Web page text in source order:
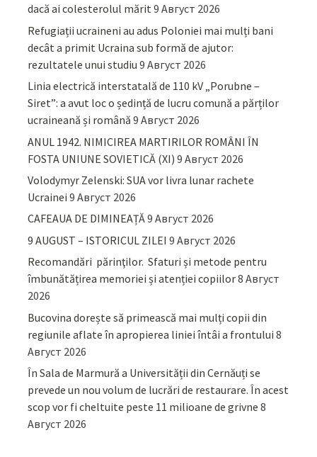
dacă ai colesterolul mărit9 Август 2026
Refugiații ucraineni au adus Poloniei mai mulți bani
decât a primit Ucraina sub formă de ajutor:
rezultatele unui studiu 9 Август 2026
Linia electrică interstatală de 110 kV „Porubne –
Siret”: a avut loc o ședință de lucru comună a părților
ucraineană și română 9 Август 2026
ANUL 1942. NIMICIREA MARTIRILOR ROMÂNI ÎN
FOSTA UNIUNE SOVIETICĂ (XI) 9 Август 2026
Volodymyr Zelenski: SUA vor livra lunar rachete
Ucrainei 9 Август 2026
CAFEAUA DE DIMINEAȚĂ9 Август 2026
9 AUGUST – ISTORICUL ZILEI 9 Август 2026
Recomandări părinţilor. Sfaturi și metode pentru
îmbunătățirea memoriei și atenției copiilor8 Август
2026
Bucovina dorește să primească mai mulți copii din
regiunile aflate în apropierea liniei întâi a frontului 8
Август 2026
În Sala de Marmură a Universității din Cernăuți se
prevede un nou volum de lucrări de restaurare. În acest
scop vor fi cheltuite peste 11 milioane de grivne 8
Август 2026